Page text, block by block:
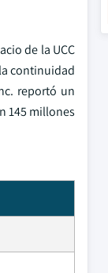
de la UCC
continuidad
reportó un
145 millones